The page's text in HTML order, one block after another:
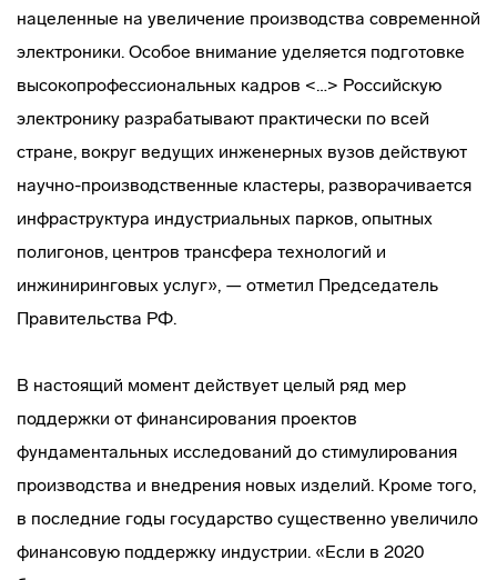
нацеленные на увеличение производства современной
электроники. Особое внимание уделяется подготовке
высокопрофессиональных кадров <…> Российскую
электронику разрабатывают практически по всей
стране, вокруг ведущих инженерных вузов действуют
научно-производственные кластеры, разворачивается
инфраструктура индустриальных парков, опытных
полигонов, центров трансфера технологий и
инжиниринговых услуг», — отметил Председатель
Правительства РФ.
В настоящий момент действует целый ряд мер
поддержки от финансирования проектов
фундаментальных исследований до стимулирования
производства и внедрения новых изделий. Кроме того,
в последние годы государство существенно увеличило
финансовую поддержку индустрии. «Если в 2020